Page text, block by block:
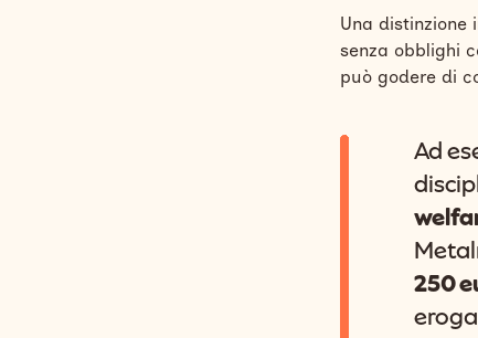
Una
senza obblighi
può godere di
Ad
250